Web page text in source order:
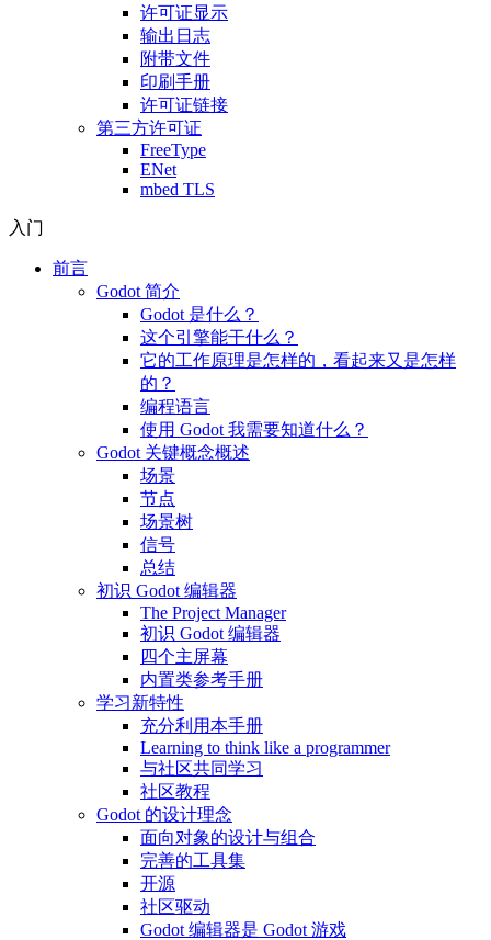
许可证显示
输出日志
附带文件
印刷手册
许可证链接
第三方许可证
FreeType
ENet
mbed TLS
入门
前言
Godot 简介
Godot 是什么？
这个引擎能干什么？
它的工作原理是怎样的，看起来又是怎样
的？
编程语言
使用 Godot 我需要知道什么？
Godot 关键概念概述
场景
节点
场景树
信号
总结
初识 Godot 编辑器
The Project Manager
初识 Godot 编辑器
四个主屏幕
内置类参考手册
学习新特性
充分利用本手册
Learning to think like a programmer
与社区共同学习
社区教程
Godot 的设计理念
面向对象的设计与组合
完善的工具集
开源
社区驱动
Godot 编辑器是 Godot 游戏